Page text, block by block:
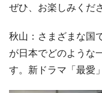
ぜひ、お楽しみくだ
秋山：さまざまな国
が日本でどのような
す。新ドラマ「最愛